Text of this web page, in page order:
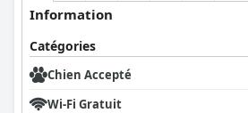
Information
Catégories
Chien Accepté
Wi-Fi Gratuit